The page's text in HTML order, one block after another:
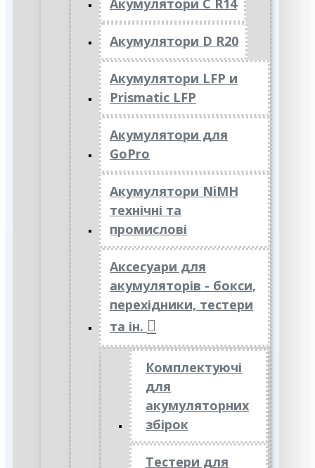
Акумулятори C R14
Акумулятори D R20
Акумулятори LFP и
Prismatic LFP
Акумулятори для
GoPro
Акумулятори NiMH
технічні та
промислові
Аксесуари для
акумуляторів - бокси,
перехідники, тестери
та ін.
Комплектуючі
для
акумуляторних
збірок
Тестери для